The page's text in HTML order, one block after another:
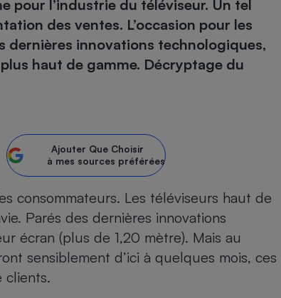
pour l’industrie du téléviseur. Un tel
des ventes. L’occasion pour les
innovations technologiques,
haut de gamme. Décryptage du
Ajouter Que Choisir
à mes sources préférées
consommateurs. Les téléviseurs haut de
Parés des dernières innovations
écran (plus de 1,20 mètre). Mais au
sensiblement d’ici à quelques mois, ces
clients.
Circuits courts et
alimentation locale
Banque en ligne
sèche-linge
photovoltaïques
smartphone
multifonction
nettoyeur haute
mutuelle
santé
Puériculture - Produit
pour bébé